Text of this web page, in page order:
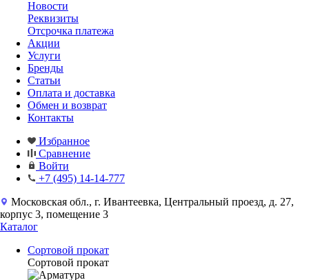
Новости
Реквизиты
Отсрочка платежа
Акции
Услуги
Бренды
Статьи
Оплата и доставка
Обмен и возврат
Контакты
Избранное
Сравнение
Войти
+7 (495) 14-14-777
Московская обл., г. Ивантеевка, Центральный проезд, д. 27,
корпус 3, помещение 3
Каталог
Сортовой прокат
Сортовой прокат